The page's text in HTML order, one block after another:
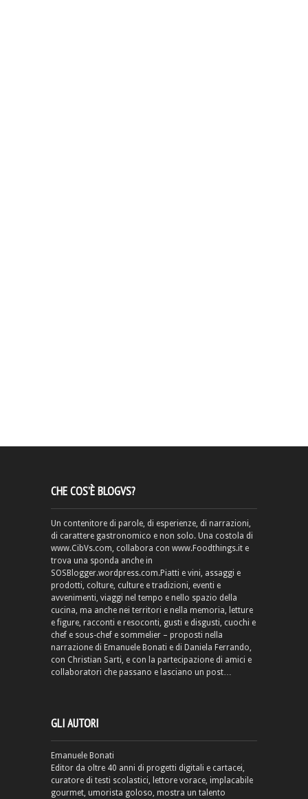
CHE COS’È BLOGVS?
Un contenitore di parole, di esperienze, di narrazioni,
di carattere gastronomico e non solo. Una costola di
www.CibVs.com, collabora con www.Foodthings.it e
trova una sponda anche in
SOSBlogger.wordpress.com.Piatti e vini, assaggi e
prodotti, colture, culture e tradizioni, eventi e
avvenimenti, viaggi nel tempo e nello spazio della
cucina, ma anche nei territori e nella memoria, letture
e figure, racconti e resoconti, gusti e disgusti, cuochi e
chef e sous-chef e sommelier – proposti nella
narrazione di Emanuele Bonati e di Daniela Ferrando,
con Christian Sarti, e con la partecipazione di amici e
collaboratori che passano e lasciano un post…
GLI AUTORI
Emanuele Bonati
Editor da oltre 40 anni di progetti digitali e cartacei,
curatore di testi scolastici, lettore vorace, implacabile
gourmet, umorista goloso, mostra un talento